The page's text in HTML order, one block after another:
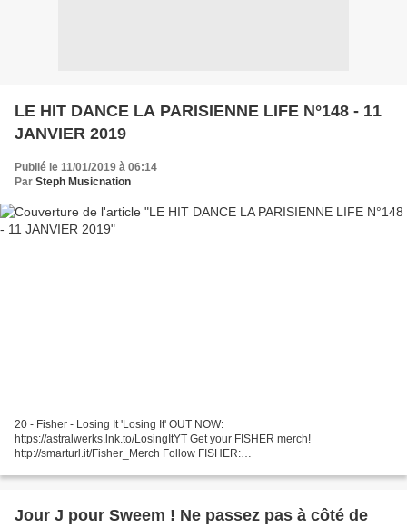
LE HIT DANCE LA PARISIENNE LIFE N°148 - 11
JANVIER 2019
Publié le 11/01/2019 à 06:14
Par Steph Musicnation
20 - Fisher - Losing It 'Losing It' OUT NOW:
https://astralwerks.lnk.to/LosingItYT Get your FISHER merch!
http://smarturl.it/Fisher_Merch Follow FISHER:
Provided to YouTube by DANCE...
Jour J pour Sweem ! Ne passez pas à côté de